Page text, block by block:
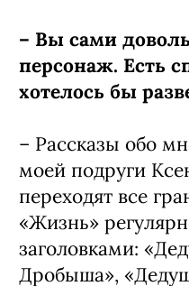
– Вы сами
персонаж. Есть
хотелось бы
– Рассказы обо
моей подруги
переходят все
«Жизнь»
заголовками:
Дробыша»,